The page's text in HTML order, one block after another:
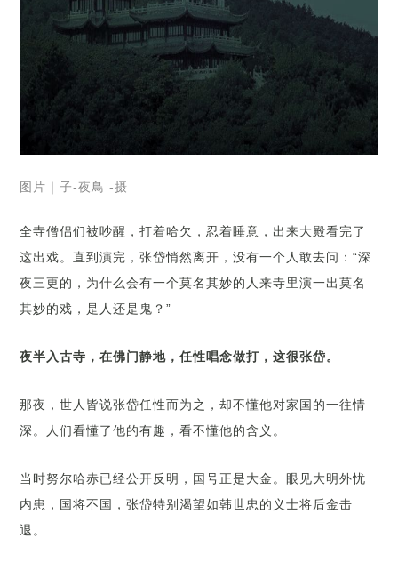
图片｜子-夜鳥 -摄
全寺僧侣们被吵醒，打着哈欠，忍着睡意，出来大殿看完了
这出戏。直到演完，张岱悄然离开，没有一个人敢去问：“深
夜三更的，为什么会有一个莫名其妙的人来寺里演一出莫名
其妙的戏，是人还是鬼？”
夜半入古寺，在佛门静地，任性唱念做打，这很张岱。
那夜，世人皆说张岱任性而为之，却不懂他对家国的一往情
深。人们看懂了他的有趣，看不懂他的含义。
当时努尔哈赤已经公开反明，国号正是大金。眼见大明外忧
内患，国将不国，张岱特别渴望如韩世忠的义士将后金击
退。